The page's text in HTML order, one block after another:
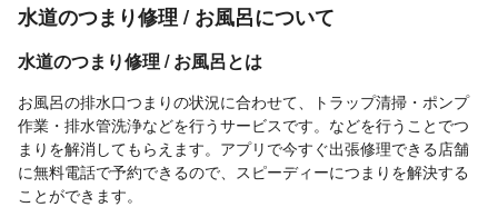
水道のつまり修理 / お風呂について
水道のつまり修理 / お風呂とは
お風呂の排水口つまりの状況に合わせて、トラップ清掃・ポンプ
作業・排水管洗浄などを行うサービスです。などを行うことでつ
まりを解消してもらえます。アプリで今すぐ出張修理できる店舗
に無料電話で予約できるので、スピーディーにつまりを解決する
ことができます。